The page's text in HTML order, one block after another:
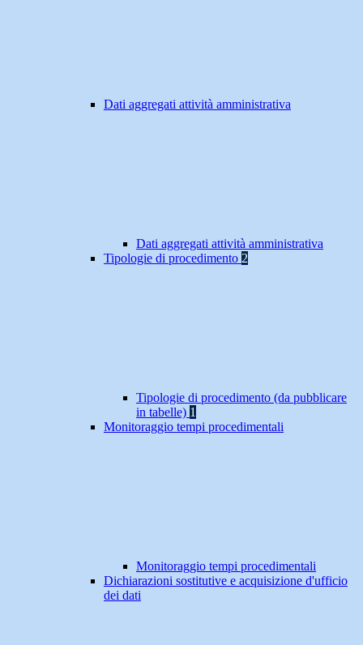
Dati aggregati attività amministrativa
Dati aggregati attività amministrativa
Tipologie di procedimento 2
Tipologie di procedimento (da pubblicare
in tabelle) 1
Monitoraggio tempi procedimentali
Monitoraggio tempi procedimentali
Dichiarazioni sostitutive e acquisizione d'ufficio
dei dati